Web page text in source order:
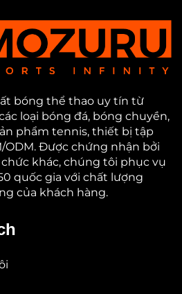
bóng thể thao uy tín từ
loại bóng đá, bóng chuyền,
phẩm tennis, thiết bị tập
ODM. Được chứng nhận bởi
chức khác, chúng tôi phục vụ
quốc gia với chất lượng
của khách hàng.